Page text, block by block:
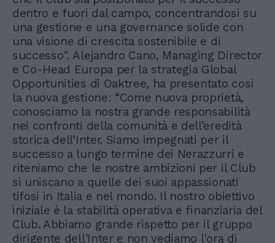
dentro e fuori dal campo, concentrandosi su
una gestione e una governance solide con
una visione di crescita sostenibile e di
successo". Alejandro Cano, Managing Director
e Co-Head Europa per la strategia Global
Opportunities di Oaktree, ha presentato così
la nuova gestione: “Come nuova proprietà,
conosciamo la nostra grande responsabilità
nei confronti della comunità e dell’eredità
storica dell’Inter. Siamo impegnati per il
successo a lungo termine dei Nerazzurri e
riteniamo che le nostre ambizioni per il Club
si uniscano a quelle dei suoi appassionati
tifosi in Italia e nel mondo. Il nostro obiettivo
iniziale è la stabilità operativa e finanziaria del
Club. Abbiamo grande rispetto per il gruppo
dirigente dell'Inter e non vediamo l'ora di